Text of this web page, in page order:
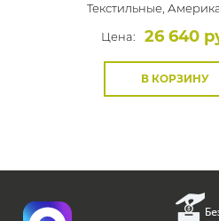
Текстильные,
Цена:
26 640
В КОРЗИНУ